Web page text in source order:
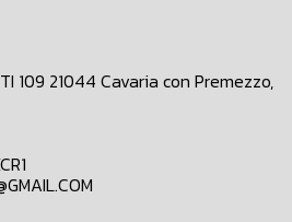
109 21044 Cavaria con Premezzo,